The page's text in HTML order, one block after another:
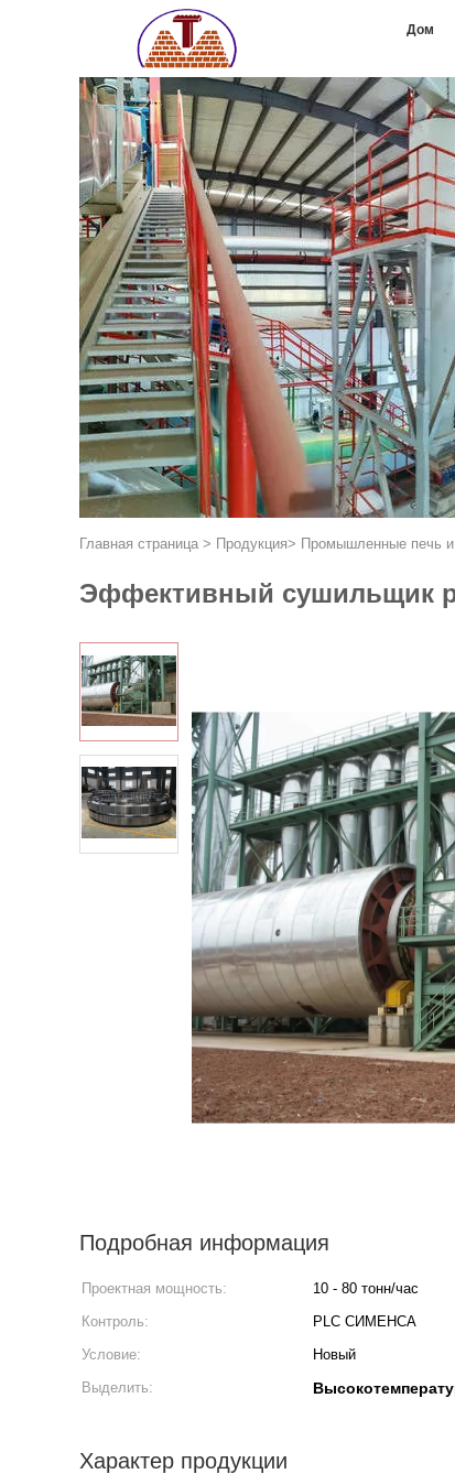
Дом
Главная страница > Продукция> Промышленные печь
Эффективный сушильщик
Подробная информация
Проектная мощность: 10 - 80 тонн/час
Контроль:
PLC СИМЕНСА
Условие:
Новый
Выделить:
Характер продукции